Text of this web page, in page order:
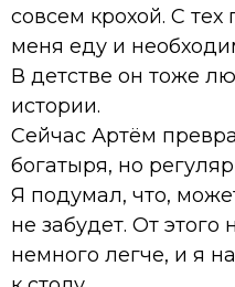
совсем крохой. С
меня еду и
В детстве он тоже
истории.
Сейчас Артём
богатыря, но
Я подумал, что,
не забудет. От этого
немного легче, и я